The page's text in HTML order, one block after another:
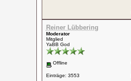
Reiner Lübbering
Moderator
Mitglied
YaBB God
Offline
Einträge: 3553